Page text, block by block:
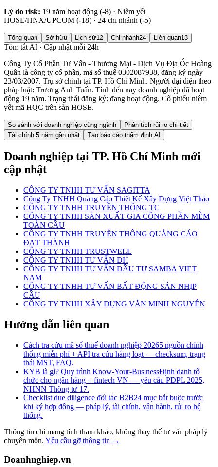
Lý do risk: 19 năm hoạt động (-8) · Niêm yết
HOSE/HNX/UPCOM (-18) · 24 chi nhánh (-5)
Tổng quan Sở hữu Lịch sử12 Chi nhánh24 Liên quan13
Tóm tắt AI · Cập nhật mỗi 24h
Công Ty Cổ Phần Tư Vấn - Thương Mại - Dịch Vụ Địa Ốc Hoàng
Quân là công ty cổ phần, mã số thuế 0302087938, đăng ký ngày
23/03/2007. Trụ sở chính tại TP. Hồ Chí Minh. Người đại diện theo
pháp luật: Trương Anh Tuấn. Tính đến nay doanh nghiệp đã hoạt
động 19 năm. Trạng thái đăng ký: đang hoạt động. Cổ phiếu niêm
yết mã HQC trên sàn HOSE.
So sánh với doanh nghiệp cùng ngành
Phân tích rủi ro chi tiết
Tài chính 5 năm gần nhất
Tạo báo cáo thẩm định AI
Doanh nghiệp tại TP. Hồ Chí Minh mới
cập nhật
CÔNG TY TNHH TƯ VẤN SAGITTA
Công Ty TNHH Quảng Cáo Thiết Kế Xây Dựng Việt Thảo
CÔNG TY TNHH TRUYỀN THÔNG TC
CÔNG TY TNHH SẢN XUẤT GIA CÔNG PHẦN MỀM
TOÀN CẦU
CÔNG TY TNHH TRUYỀN THÔNG QUẢNG CÁO
ĐẠT THÀNH
CÔNG TY TNHH TRUSTWELL
CÔNG TY TNHH TƯ VẤN DH
CÔNG TY TNHH TƯ VẤN ĐẦU TƯ SAMBA VIET
NAM
CÔNG TY TNHH TƯ VẤN BẤT ĐỘNG SẢN NHỊP
CẦU
CÔNG TY TNHH XÂY DỰNG VĂN MINH NGUYỄN
Hướng dẫn liên quan
Cách tra cứu mã số thuế doanh nghiệp 20265 nguồn chính
thống miễn phí + API tra cứu hàng loạt — checksum, trạng
thái MST, FAQ.
KYB là gì? Quy trình Know-Your-BusinessĐịnh danh tổ
chức cho ngân hàng + fintech VN — yêu cầu PDPL 2025,
NHNN Thông tư 17.
Checklist due diligence đối tác B2B24 mục bắt buộc trước
khi ký hợp đồng — pháp lý, tài chính, vận hành, rủi ro hệ
thống.
Thông tin chỉ mang tính tham khảo, không thay thế tư vấn pháp lý
chuyên môn. Yêu cầu gỡ thông tin →
Doanhnghiep.vn